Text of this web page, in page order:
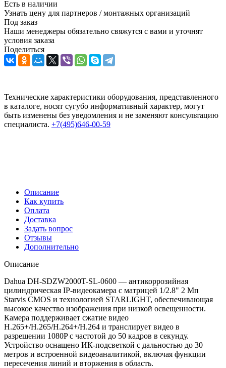
Есть в наличии
Узнать цену для партнеров / монтажных организаций
Под заказ
Наши менеджеры обязательно свяжутся с вами и уточнят
условия заказа
Поделиться
Технические характеристики оборудования, представленного
в каталоге, носят сугубо информативный характер, могут
быть изменены без уведомления и не заменяют консультацию
специалиста. +7(495)646-00-59
Описание
Как купить
Оплата
Доставка
Задать вопрос
Отзывы
Дополнительно
Описание
Dahua DH-SDZW2000T-SL-0600 — антикоррозийная
цилиндрическая IP-видеокамера с матрицей 1/2.8" 2 Мп
Starvis CMOS и технологией STARLIGHT, обеспечивающая
высокое качество изображения при низкой освещенности.
Камера поддерживает сжатие видео
H.265+/H.265/H.264+/H.264 и транслирует видео в
разрешении 1080P с частотой до 50 кадров в секунду.
Устройство оснащено ИК-подсветкой с дальностью до 30
метров и встроенной видеоаналитикой, включая функции
пересечения линий и вторжения в область.